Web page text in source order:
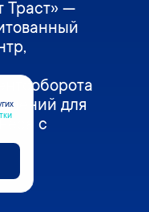
Траст» —
для
с